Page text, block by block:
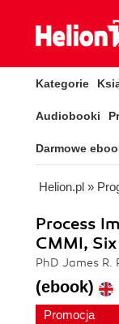
Kategorie
Audiobooki
Darmowe
Helion.pl »
Process
CMMI,
PhD James R.
(ebook)
Promocja